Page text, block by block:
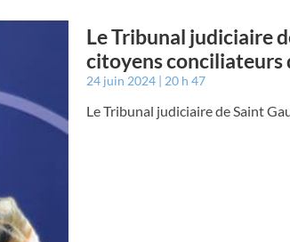
Le Tribunal judiciaire
citoyens conciliateurs
24 juin 2024 20 h 47
Le Tribunal judiciaire de Saint